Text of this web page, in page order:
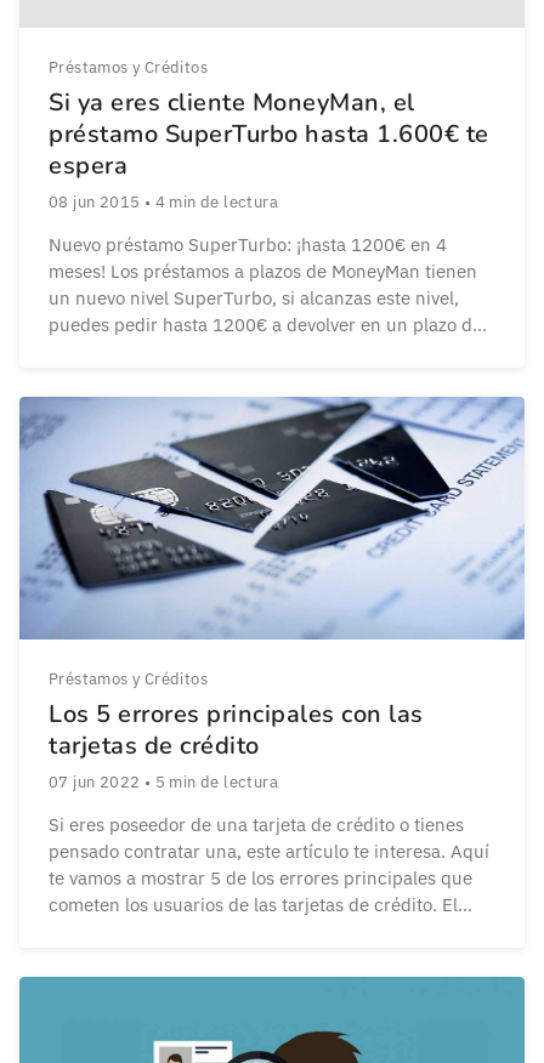
Préstamos y Créditos
Si ya eres cliente MoneyMan, el
préstamo SuperTurbo hasta 1.600€ te
espera
08 jun 2015 • 4 min de lectura
Nuevo préstamo SuperTurbo: ¡hasta 1200€ en 4
meses! Los préstamos a plazos de MoneyMan tienen
un nuevo nivel SuperTurbo, si alcanzas este nivel,
puedes pedir hasta 1200€ a devolver en un plazo de
Préstamos y Créditos
Los 5 errores principales con las
tarjetas de crédito
07 jun 2022 • 5 min de lectura
Si eres poseedor de una tarjeta de crédito o tienes
pensado contratar una, este artículo te interesa. Aquí
te vamos a mostrar 5 de los errores principales que
cometen los usuarios de las tarjetas de crédito. El